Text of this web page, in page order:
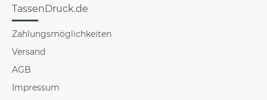
TassenDruck.de
Zahlungsmöglichkeiten
Versand
AGB
Impressum